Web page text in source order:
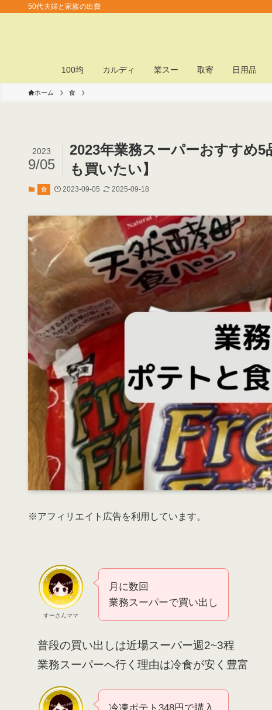
50代夫婦と家族の出費
100均 カルディ 業スー 取寄 日用品
ホーム 食
2023年業務スーパーおすすめ
も買いたい】
2023
9/05
食 2023-09-05 2025-09-18
※アフィリエイト広告を利用しています。
すーさんママ
月に数回
業務スーパーで買い出し
普段の買い出しは近場スーパー週2~3程
業務スーパーへ行く理由は冷食が安く豊富